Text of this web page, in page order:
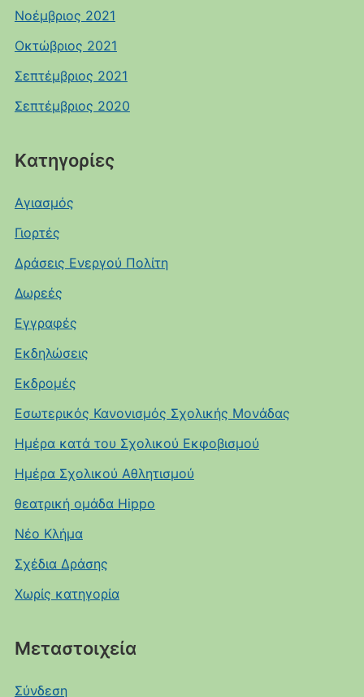
Νοέμβριος 2021
Οκτώβριος 2021
Σεπτέμβριος 2021
Σεπτέμβριος 2020
Kατηγορίες
Αγιασμός
Γιορτές
Δράσεις Ενεργού Πολίτη
Δωρεές
Εγγραφές
Εκδηλώσεις
Εκδρομές
Εσωτερικός Κανονισμός Σχολικής Μονάδας
Ημέρα κατά του Σχολικού Εκφοβισμού
Ημέρα Σχολικού Αθλητισμού
θεατρική ομάδα Hippo
Νέο Κλήμα
Σχέδια Δράσης
Χωρίς κατηγορία
Μεταστοιχεία
Σύνδεση